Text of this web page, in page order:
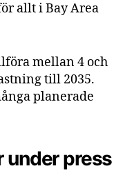
allt i Bay Area
mellan 4 och
till 2035.
planerade
under press